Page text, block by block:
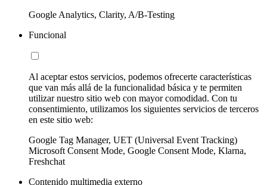
Google Analytics, Clarity, A/B-Testing
Funcional
Al aceptar estos servicios, podemos ofrecerte características
que van más allá de la funcionalidad básica y te permiten
utilizar nuestro sitio web con mayor comodidad. Con tu
consentimiento, utilizamos los siguientes servicios de terceros
en este sitio web:
Google Tag Manager, UET (Universal Event Tracking)
Microsoft Consent Mode, Google Consent Mode, Klarna,
Freshchat
Contenido multimedia externo